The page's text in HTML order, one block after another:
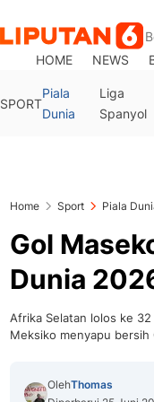
HOME
NEWS
SPORT
Piala
Dunia
Liga
Spanyol
Home Sport Piala
Gol
Dunia
Afrika Selatan lolos ke 32
Meksiko menyapu bersih
OlehThomas